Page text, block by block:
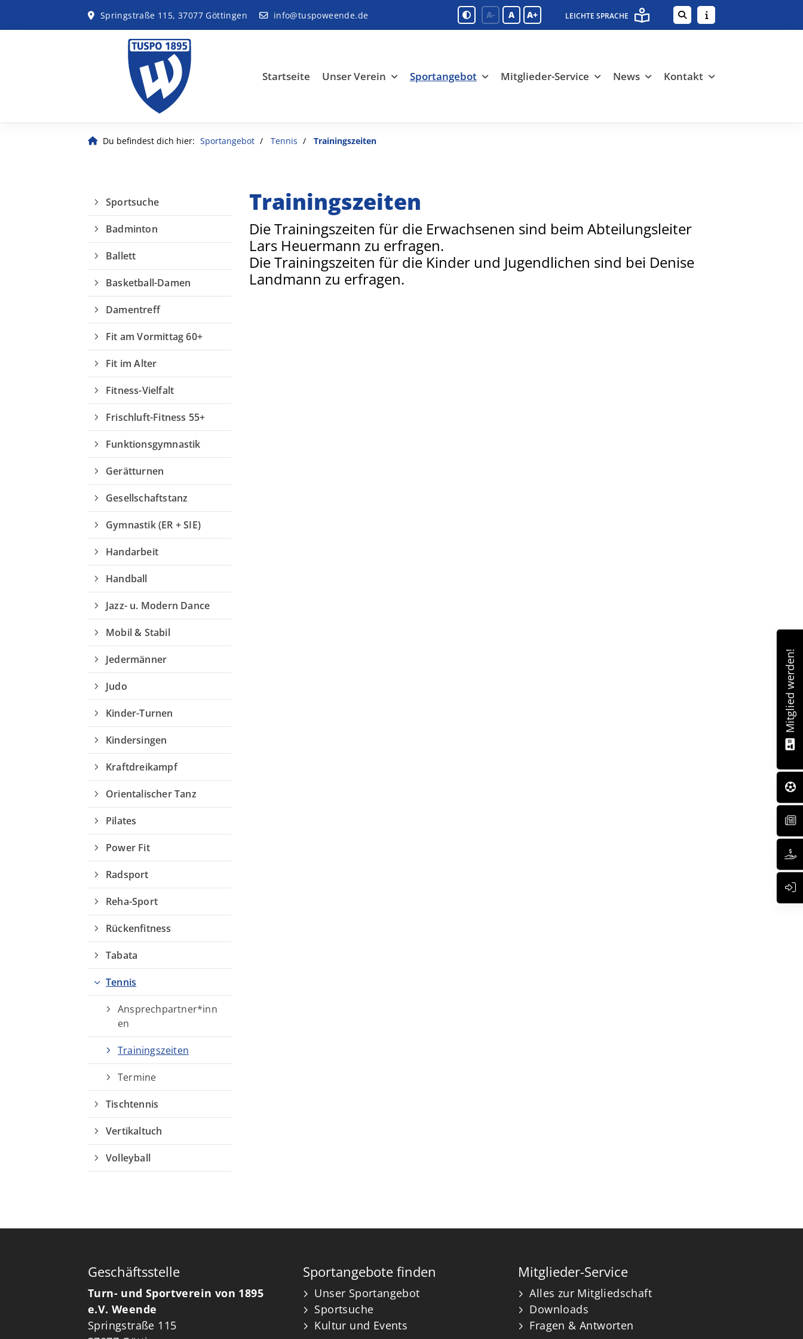
Springstraße 115, 37077 Göttingen info@tuspoweende.de A- A A+ LEICHTE SPRACHE
Startseite Unser Verein Sportangebot Mitglieder-Service News Kontakt
Du befindest dich hier: Sportangebot Tennis Trainingszeiten
Trainingszeiten
Die Trainingszeiten für die Erwachsenen sind beim Abteilungsleiter
Lars Heuermann zu erfragen.
Die Trainingszeiten für die Kinder und Jugendlichen sind bei Denise
Landmann zu erfragen.
Sportsuche
Badminton
Ballett
Basketball-Damen
Damentreff
Fit am Vormittag 60+
Fit im Alter
Fitness-Vielfalt
Frischluft-Fitness 55+
Funktionsgymnastik
Gerätturnen
Gesellschaftstanz
Gymnastik (ER + SIE)
Handarbeit
Handball
Jazz- u. Modern Dance
Mobil & Stabil
Jedermänner
Judo
Kinder-Turnen
Kindersingen
Kraftdreikampf
Orientalischer Tanz
Pilates
Power Fit
Radsport
Reha-Sport
Rückenfitness
Tabata
Tennis
Ansprechpartner*inn
en
Trainingszeiten
Termine
Tischtennis
Vertikaltuch
Volleyball
Geschäftsstelle
Turn- und Sportverein von 1895
e.V. Weende
Springstraße 115
Sportangebote finden
Unser Sportangebot
Sportsuche
Kultur und Events
Mitglieder-Service
Alles zur Mitgliedschaft
Downloads
Fragen & Antworten
Mitglied werden!
Geschäftsstelle
Turn- und Sportverein von 1895
e.V. Weende
Springstraße 115
37077 Göttingen
05594 93 133
info@tuspoweende.de